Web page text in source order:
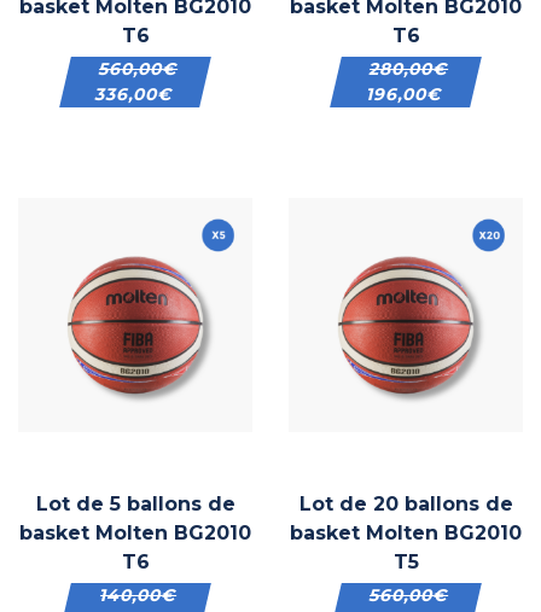
basket Molten BG2010
T6
560,00€
336,00€
basket Molten BG2010
T6
280,00€
196,00€
Lot de 5 ballons de
basket Molten BG2010
T6
140,00€
Lot de 20 ballons de
basket Molten BG2010
T5
560,00€